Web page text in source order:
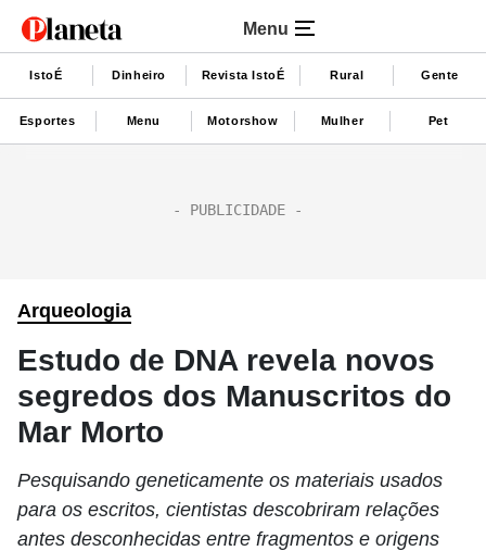
Menu
IstoÉ Dinheiro Revista IstoÉ Rural Gente
Esportes Menu Motorshow Mulher Pet
Arqueologia
Estudo de DNA revela novos
segredos dos Manuscritos do
Mar Morto
Pesquisando geneticamente os materiais usados
para os escritos, cientistas descobriram relações
antes desconhecidas entre fragmentos e origens